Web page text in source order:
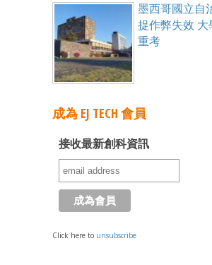
墨西哥國立自
捉作弊失效
重考
成為 EJ TECH 會員
接收最新創科資訊
Click here to unsubscribe